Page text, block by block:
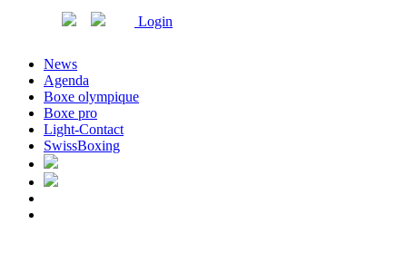
Login
News
Agenda
Boxe olympique
Boxe pro
Light-Contact
SwissBoxing